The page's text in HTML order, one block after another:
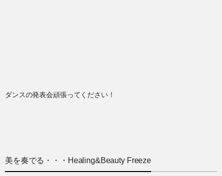
ダンスの発表会頑張ってください！
美を奏でる・・・Healing&Beauty Freeze